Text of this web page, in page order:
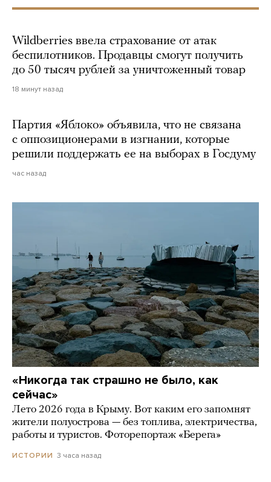
Wildberries ввела страхование от атак
беспилотников. Продавцы смогут получить
до 50 тысяч рублей за уничтоженный товар
18 минут назад
Партия «Яблоко» объявила, что не связана
с оппозиционерами в изгнании, которые
решили поддержать ее на выборах в Госдуму
час назад
«Никогда так страшно не было, как
сейчас»
Лето 2026 года в Крыму. Вот каким его запомнят
жители полуострова — без топлива, электричества,
работы и туристов. Фоторепортаж «Берега»
ИСТОРИИ 3 часа назад